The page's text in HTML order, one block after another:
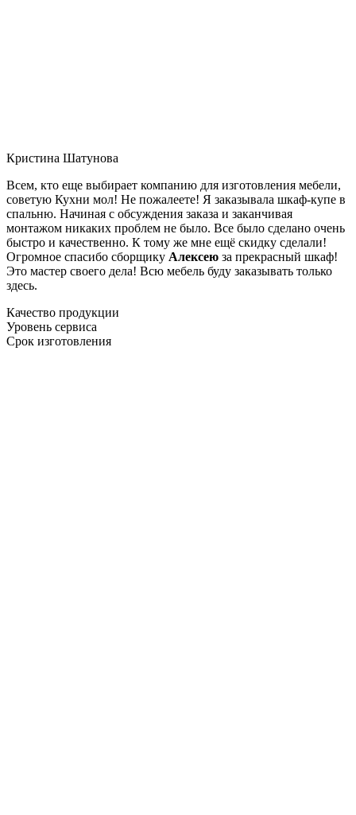
Кристина Шатунова
Всем, кто еще выбирает компанию для изготовления мебели,
советую Кухни мол! Не пожалеете! Я заказывала шкаф-купе в
спальню. Начиная с обсуждения заказа и заканчивая
монтажом никаких проблем не было. Все было сделано очень
быстро и качественно. К тому же мне ещё скидку сделали!
Огромное спасибо сборщику Алексею за прекрасный шкаф!
Это мастер своего дела! Всю мебель буду заказывать только
здесь.
Качество продукции
Уровень сервиса
Срок изготовления